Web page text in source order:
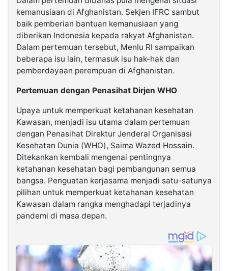
kemanusiaan di Afghanistan. Sekjen IFRC sambut
baik pemberian bantuan kemanusiaan yang
diberikan Indonesia kepada rakyat Afghanistan.
Dalam pertemuan tersebut, Menlu RI sampaikan
beberapa isu lain, termasuk isu hak-hak dan
pemberdayaan perempuan di Afghanistan.
Pertemuan dengan Penasihat Dirjen WHO
Upaya untuk memperkuat ketahanan kesehatan
Kawasan, menjadi isu utama dalam pertemuan
dengan Penasihat Direktur Jenderal Organisasi
Kesehatan Dunia (WHO), Saima Wazed Hossain.
Ditekankan kembali mengenai pentingnya
ketahanan kesehatan bagi pembangunan semua
bangsa. Penguatan kerjasama menjadi satu-satunya
pilihan untuk memperkuat ketahanan kesehatan
Kawasan dalam rangka menghadapi terjadinya
pandemi di masa depan.